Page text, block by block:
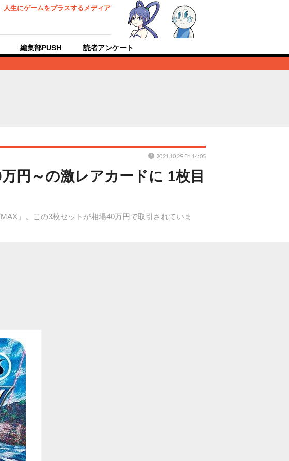
人生にゲームをプラスするメディア
編集部PUSH 読者アンケート
円～の激レアカードに 1枚目
」。この3枚セットが相場40万円で取引されていま
2021.10.29 Fri 14:05